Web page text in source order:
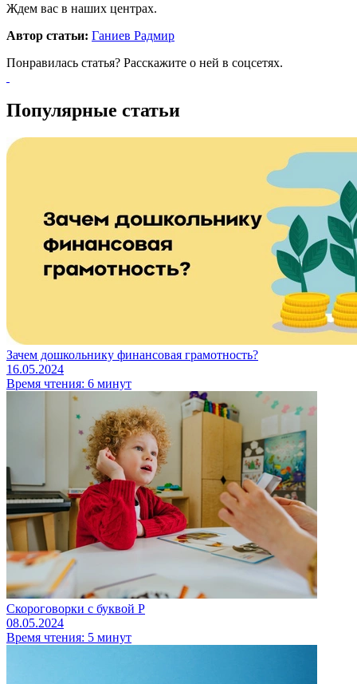
Ждем вас в наших центрах.
Автор статьи: Ганиев Радмир
Понравилась статья? Расскажите о ней в соцсетях.
Популярные статьи
Зачем дошкольнику финансовая грамотность?
16.05.2024
Время чтения: 6 минут
Скороговорки с буквой Р
08.05.2024
Время чтения: 5 минут